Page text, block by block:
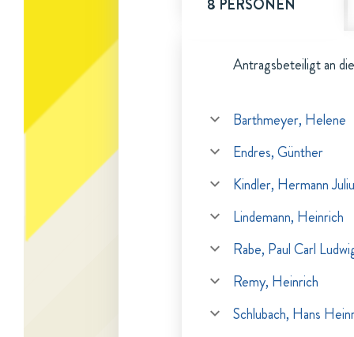
8 PERSONEN
Antragsbeteiligt an
Barthmeyer, Helene
Endres, Günther
Kindler, Hermann
Lindemann, Heinrich
Rabe, Paul Carl
Remy, Heinrich
Schlubach, Hans